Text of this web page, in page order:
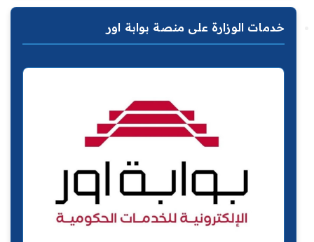
خدمات الوزارة على منصة بوابة اور